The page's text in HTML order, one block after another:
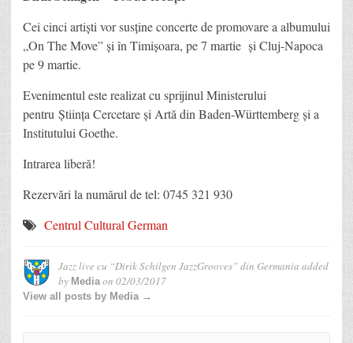
Cei cinci artişti vor susţine concerte de promovare a albumului
„On The Move” şi în Timişoara, pe 7 martie şi Cluj-Napoca
pe 9 martie.
Evenimentul este realizat cu sprijinul Ministerului
pentru Știința Cercetare și Artă din Baden-Württemberg şi a
Institutului Goethe.
Intrarea liberă!
Rezervări la numărul de tel: 0745 321 930
Centrul Cultural German
Jazz live cu “Dirik Schilgen JazzGrooves” din Germania added
by Mediaon 02/03/2017
View all posts by Media →